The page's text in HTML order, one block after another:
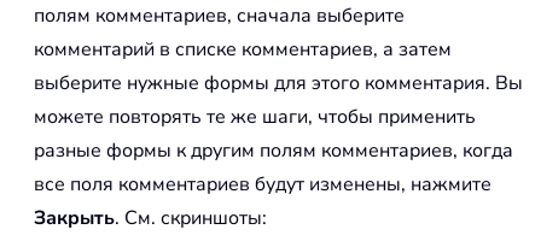
полям комментариев, сначала выберите
комментарий в списке комментариев, а затем
выберите нужные формы для этого комментария. Вы
можете повторять те же шаги, чтобы применить
разные формы к другим полям комментариев, когда
все поля комментариев будут изменены, нажмите
Закрыть. См. скриншоты: